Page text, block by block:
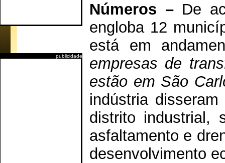
publicidade
Números –De
engloba 12
está em
empresas de
estão em São
indústria
distrito industrial,
asfaltamento e
desenvolvimento